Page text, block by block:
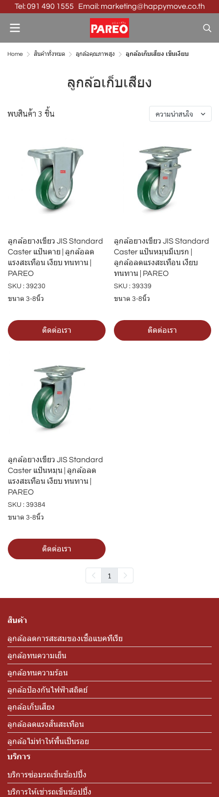
Tel: 091 490 1555 Email: marketing@happymove.co.th
Home สินค้าทั้งหมด ลูกล้อคุณภาพสูง ลูกล้อเก็บเสียง เข็นเงียบ
ลูกล้อเก็บเสียง
พบสินค้า 3 ชิ้น ความน่าสนใจ
ลูกล้อยางเขียว JIS Standard
Caster แป้นตาย | ลูกล้อลด
แรงสะเทือน เงียบ ทนทาน |
PAREO
SKU : 39230
ขนาด 3-8นิ้ว
ติดต่อเรา
ลูกล้อยางเขียว JIS Standard
Caster แป้นหมุนมีเบรก |
ลูกล้อลดแรงสะเทือน เงียบ
ทนทาน | PAREO
SKU : 39339
ขนาด 3-8นิ้ว
ติดต่อเรา
ลูกล้อยางเขียว JIS Standard
Caster แป้นหมุน | ลูกล้อลด
แรงสะเทือน เงียบ ทนทาน |
PAREO
SKU : 39384
ขนาด 3-8นิ้ว
ติดต่อเรา
1
สินค้า
ลูกล้อลดการสะสมของเชื้อแบคทีเรีย
ลูกล้อทนความเย็น
ลูกล้อทนความร้อน
ลูกล้อป้องกันไฟฟ้าสถิตย์
ลูกล้อเก็บเสียง
ลูกล้อลดแรงสั่นสะเทือน
ลูกล้อไม่ทำให้พื้นเป็นรอย
บริการ
บริการซ่อมรถเข็นช้อปปิ้ง
บริการให้เช่ารถเข็นช้อปปิ้ง